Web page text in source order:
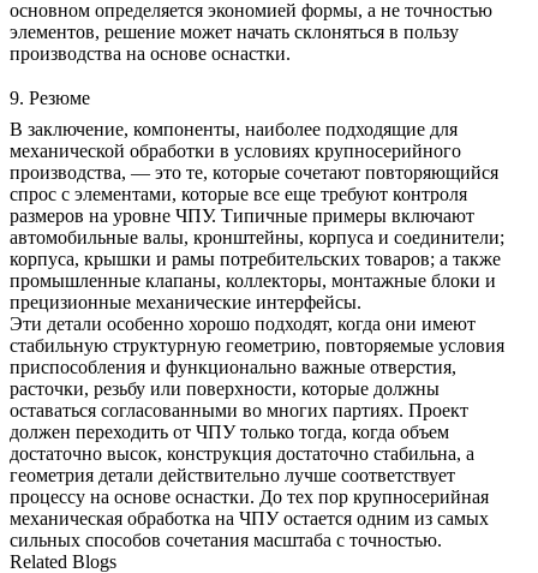
основном определяется экономией формы, а не точностью
элементов, решение может начать склоняться в пользу
производства на основе оснастки.
9. Резюме
В заключение, компоненты, наиболее подходящие для
механической обработки в условиях крупносерийного
производства, — это те, которые сочетают повторяющийся
спрос с элементами, которые все еще требуют контроля
размеров на уровне ЧПУ. Типичные примеры включают
автомобильные валы, кронштейны, корпуса и соединители;
корпуса, крышки и рамы потребительских товаров; а также
промышленные клапаны, коллекторы, монтажные блоки и
прецизионные механические интерфейсы.
Эти детали особенно хорошо подходят, когда они имеют
стабильную структурную геометрию, повторяемые условия
приспособления и функционально важные отверстия,
расточки, резьбу или поверхности, которые должны
оставаться согласованными во многих партиях. Проект
должен переходить от ЧПУ только тогда, когда объем
достаточно высок, конструкция достаточно стабильна, а
геометрия детали действительно лучше соответствует
процессу на основе оснастки. До тех пор крупносерийная
механическая обработка на ЧПУ остается одним из самых
сильных способов сочетания масштаба с точностью.
Related Blogs